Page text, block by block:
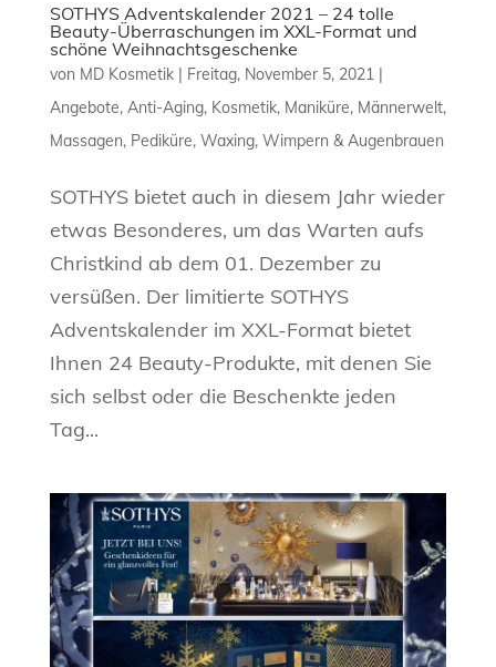
SOTHYS Adventskalender 2021 – 24 tolle
Beauty-Überraschungen im XXL-Format und
schöne Weihnachtsgeschenke
von MD Kosmetik| Freitag, November 5, 2021|
Angebote, Anti-Aging, Kosmetik, Maniküre, Männerwelt,
Massagen, Pediküre, Waxing, Wimpern & Augenbrauen
SOTHYS bietet auch in diesem Jahr wieder
etwas Besonderes, um das Warten aufs
Christkind ab dem 01. Dezember zu
versüßen. Der limitierte SOTHYS
Adventskalender im XXL-Format bietet
Ihnen 24 Beauty-Produkte, mit denen Sie
sich selbst oder die Beschenkte jeden
Tag...